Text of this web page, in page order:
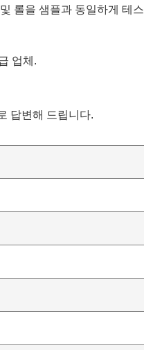
롤을 샘플과 동일하게 테
업체.
답변해 드립니다.